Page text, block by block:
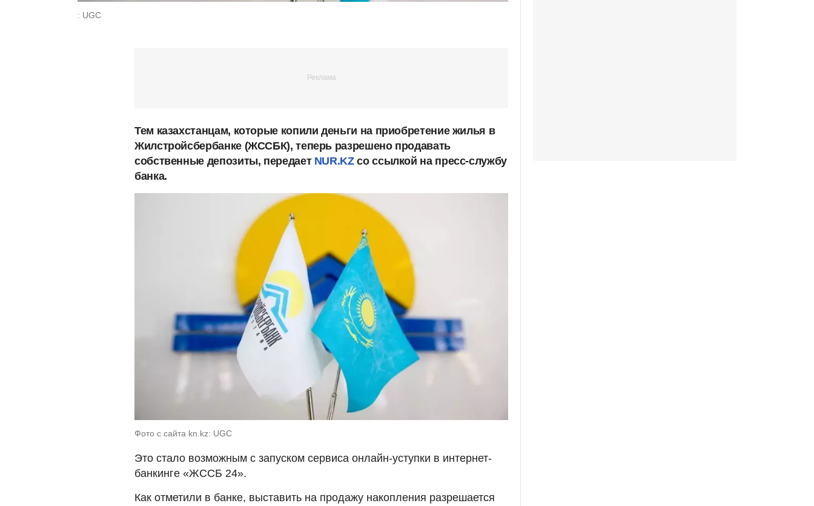
: UGC
Тем казахстанцам, которые копили деньги на приобретение жилья в
Жилстройсбербанке (ЖССБК), теперь разрешено продавать
собственные депозиты, передает NUR.KZсо ссылкой на пресс-службу
банка.
Фото с сайта kn.kz: UGC
Это стало возможным с запуском сервиса онлайн-уступки в интернет-
банкинге «ЖССБ 24».
Как отметили в банке, выставить на продажу накопления разрешается